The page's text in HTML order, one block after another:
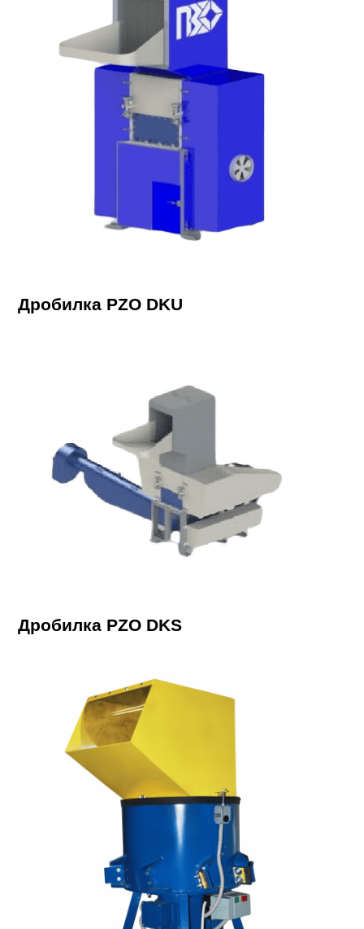
Дробилка PZO DKU
Дробилка PZO DKS